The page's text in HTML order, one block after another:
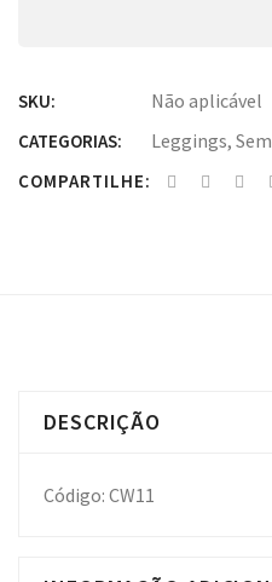
SKU: Não aplicável
CATEGORIAS: Leggings,
COMPARTILHE:
DESCRIÇÃO
Código: CW11